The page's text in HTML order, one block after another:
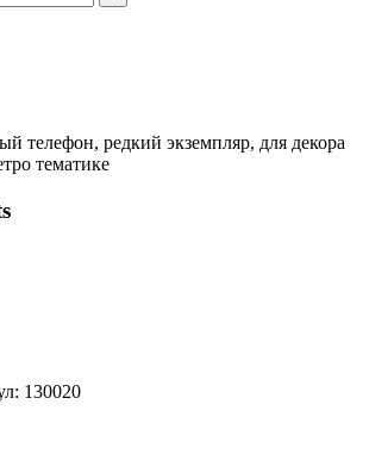
телефон, редкий экземпляр, для декора
тематике
130020